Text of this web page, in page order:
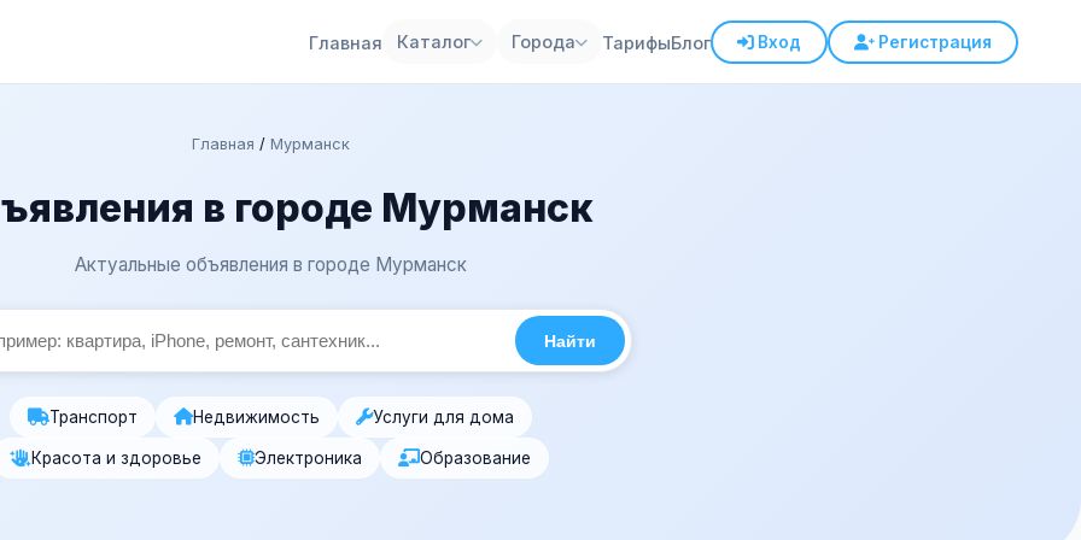
Главная Каталог Города ТарифыБлог Вход Регистрация
Главная / Мурманск
в городе Мурманск
Актуальные объявления в городе Мурманск
Найти
Транспорт Недвижимость Услуги для дома
Красота и здоровье Электроника Образование